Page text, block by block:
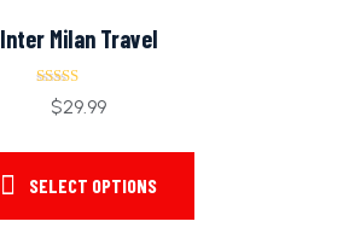
Inter Milan Travel
Rated
4.00
$29.99
SELECT OPTIONS